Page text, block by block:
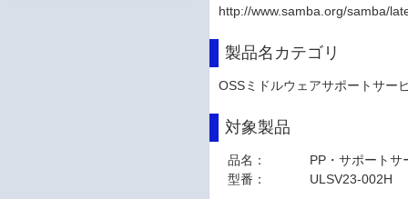
http://www.samba.org/samba/
製品名カテゴリ
OSSミドルウェアサポートサー
対象製品
品名：
PP・サポート
型番：
ULSV23-002H